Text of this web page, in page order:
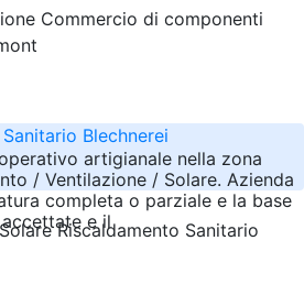
Blechnerei
artigianale nella zona
/ Ventilazione / Solare. Azienda
completa o parziale e la base
e il